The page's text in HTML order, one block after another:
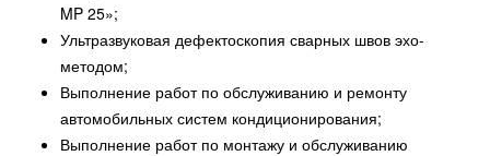
MP 25»;
Ультразвуковая дефектоскопия сварных швов эхо-
методом;
Выполнение работ по обслуживанию и ремонту
автомобильных систем кондиционирования;
Выполнение работ по монтажу и обслуживанию